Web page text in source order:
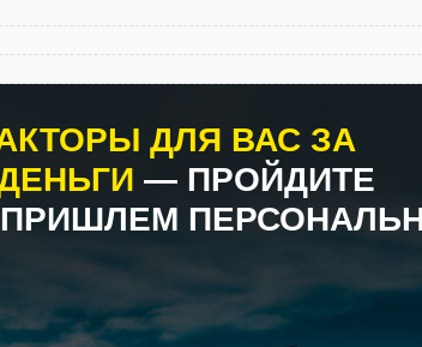
ДЛЯ ВАС ЗА
— ПРОЙДИТЕ